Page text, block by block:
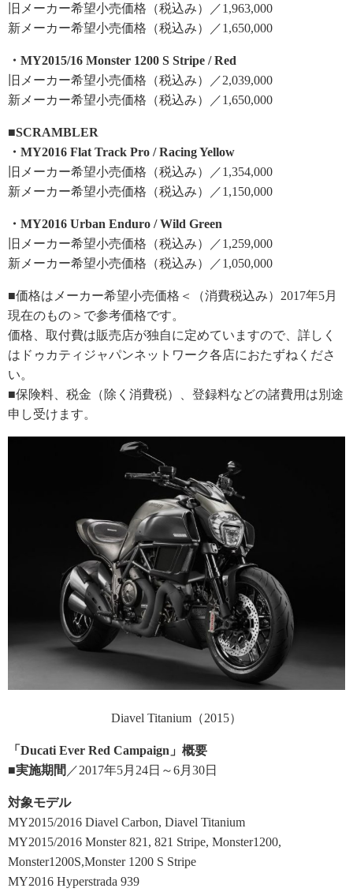
旧メーカー希望小売価格（税込み）／1,963,000
新メーカー希望小売価格（税込み）／1,650,000
・MY2015/16 Monster 1200 S Stripe / Red
旧メーカー希望小売価格（税込み）／2,039,000
新メーカー希望小売価格（税込み）／1,650,000
■SCRAMBLER
・MY2016 Flat Track Pro / Racing Yellow
旧メーカー希望小売価格（税込み）／1,354,000
新メーカー希望小売価格（税込み）／1,150,000
・MY2016 Urban Enduro / Wild Green
旧メーカー希望小売価格（税込み）／1,259,000
新メーカー希望小売価格（税込み）／1,050,000
■価格はメーカー希望小売価格＜（消費税込み）2017年5月
現在のもの＞で参考価格です。
価格、取付費は販売店が独自に定めていますので、詳しく
はドゥカティジャパンネットワーク各店におたずねくださ
い。
■保険料、税金（除く消費税）、登録料などの諸費用は別途
申し受けます。
Diavel Titanium（2015）
「Ducati Ever Red Campaign」概要
■実施期間 ／2017年5月24日～6月30日
対象モデル
MY2015/2016 Diavel Carbon, Diavel Titanium
MY2015/2016 Monster 821, 821 Stripe, Monster1200,
Monster1200S,Monster 1200 S Stripe
MY2016 Hyperstrada 939